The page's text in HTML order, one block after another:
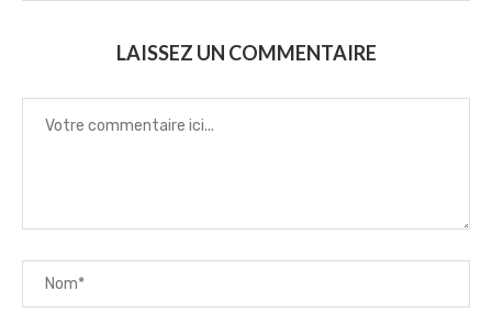
LAISSEZ UN COMMENTAIRE